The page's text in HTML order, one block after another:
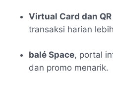
Virtual Card dan
transaksi harian
balé Space, portal
dan promo menarik.